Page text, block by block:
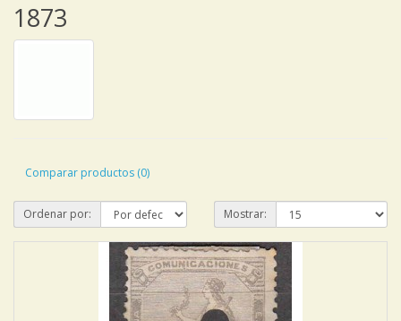
1873
Comparar productos (0)
Ordenar por: Mostrar: